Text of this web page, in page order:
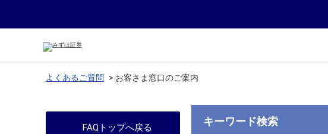
よくあるご質問 > お客さま窓口のご案内
FAQトップへ戻る キーワード検索